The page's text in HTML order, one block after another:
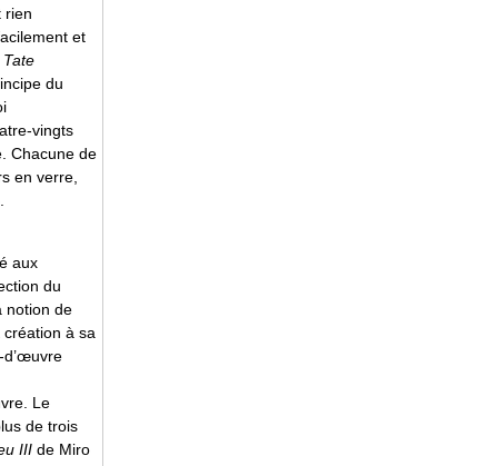
rien
et
Tate
du
vingts
Chacune de
en verre,
aux
du
notion de
à sa
d’œuvre
Le
de trois
III de Miro